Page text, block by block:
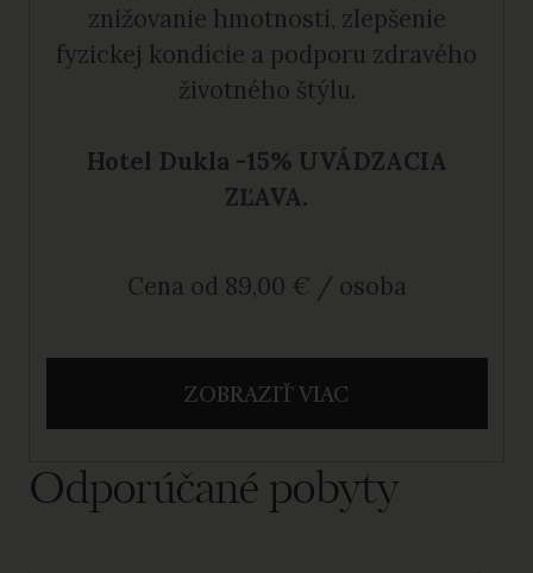
znižovanie hmotnosti, zlepšenie
fyzickej kondície a podporu zdravého
životného štýlu.
Hotel Dukla -15% UVÁDZACIA
ZĽAVA.
Cena od 89,00 € / osoba
ZOBRAZIŤ VIAC
Odporúčané pobyty